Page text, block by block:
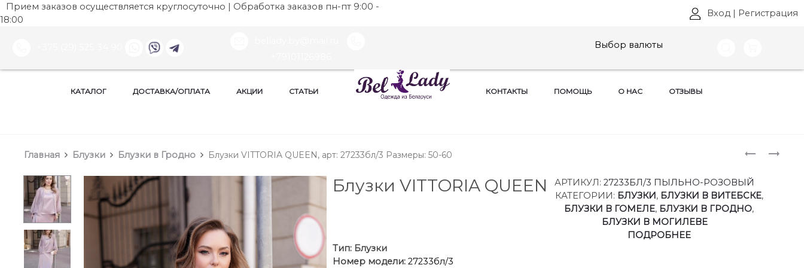
Прием заказов осуществляется круглосуточно | Обработка заказов пн-пт 9:00 -
18:00
Вход | Регистрация
Выбор валюты
КАТАЛОГ ДОСТАВКА/ОПЛАТА АКЦИИ СТАТЬИ КОНТАКТЫ ПОМОЩЬ О НАС ОТЗЫВЫ
АРТ:
БЛУЗКИ
АРТ:
Главная Блузки Блузки в Гродно Блузки VITTORIA QUEEN, арт: 27233бл/3 Размеры: 50-60
Блузки VITTORIA QUEEN АРТИКУЛ:27233БЛ/3 ПЫЛЬНО-РОЗОВЫЙ
КАТЕГОРИИ: БЛУЗКИ, БЛУЗКИ В ВИТЕБСКЕ,
БЛУЗКИ В ГОМЕЛЕ, БЛУЗКИ В ГРОДНО,
БЛУЗКИ В МОГИЛЕВЕ
ПОДРОБНЕЕ
Тип: Блузки
Номер модели: 27233бл/3